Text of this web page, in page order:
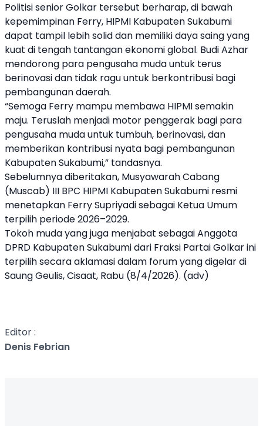
Politisi senior Golkar tersebut berharap, di bawah
kepemimpinan Ferry, HIPMI Kabupaten Sukabumi
dapat tampil lebih solid dan memiliki daya saing yang
kuat di tengah tantangan ekonomi global. Budi Azhar
mendorong para pengusaha muda untuk terus
berinovasi dan tidak ragu untuk berkontribusi bagi
pembangunan daerah.
“Semoga Ferry mampu membawa HIPMI semakin
maju. Teruslah menjadi motor penggerak bagi para
pengusaha muda untuk tumbuh, berinovasi, dan
memberikan kontribusi nyata bagi pembangunan
Kabupaten Sukabumi,” tandasnya.
Sebelumnya diberitakan, Musyawarah Cabang
(Muscab) III BPC HIPMI Kabupaten Sukabumi resmi
menetapkan Ferry Supriyadi sebagai Ketua Umum
terpilih periode 2026–2029.
Tokoh muda yang juga menjabat sebagai Anggota
DPRD Kabupaten Sukabumi dari Fraksi Partai Golkar ini
terpilih secara aklamasi dalam forum yang digelar di
Saung Geulis, Cisaat, Rabu (8/4/2026). (adv)
Editor :
Denis Febrian